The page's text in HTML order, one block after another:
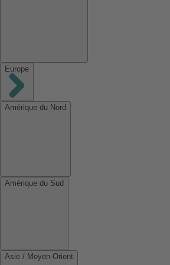
Europe
Amérique du Nord
Amérique du Sud
Asie / Moyen-Orient